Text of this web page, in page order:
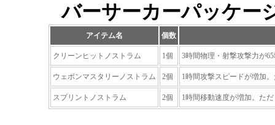
バーサーカーパッケー
アイテム名 個数
クリーンヒットノストラム 1個 3時間物理・射撃攻撃力が
ウェポンマスタリーノストラム 2個 1時間攻撃スピードが増加
スプリントノストラム 2個 1時間移動速度が増加。た